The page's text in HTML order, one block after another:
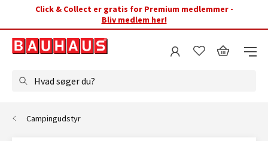
Click & Collect er gratis for Premium medlemmer -
Bliv medlem her!
Hvad søger du?
Campingudstyr